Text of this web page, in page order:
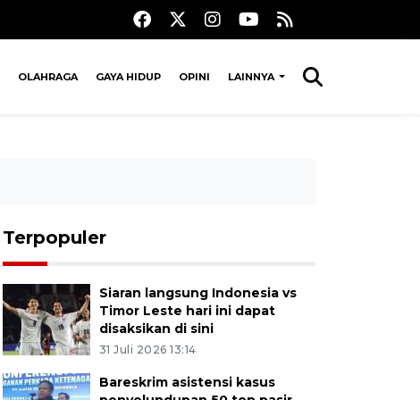
OLAHRAGA GAYA HIDUP OPINI LAINNYA
Terpopuler
Siaran langsung Indonesia vs
Timor Leste hari ini dapat
disaksikan di sini
31 Juli 2026 13:14
Bareskrim asistensi kasus